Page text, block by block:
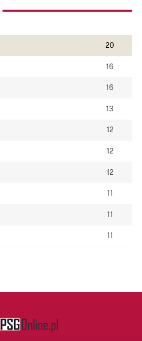
20
16
16
13
12
12
12
11
11
11